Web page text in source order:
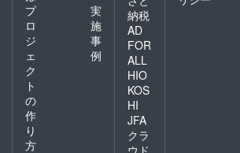
プ
ロ
ジ
ェ
ク
ト
の
作
り
方
実
施
事
例
納税
AD
FOR
ALL
HIO
KOS
HI
JFA
クラ
ウド